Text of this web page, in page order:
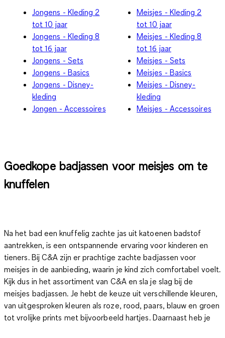
Jongens - Kleding 2
tot 10 jaar
Jongens - Kleding 8
tot 16 jaar
Jongens - Sets
Jongens - Basics
Jongens - Disney-
kleding
Jongen - Accessoires
Meisjes - Kleding 2
tot 10 jaar
Meisjes - Kleding 8
tot 16 jaar
Meisjes - Sets
Meisjes - Basics
Meisjes - Disney-
kleding
Meisjes - Accessoires
Goedkope badjassen voor meisjes om te
knuffelen
Na het bad een knuffelig zachte jas uit katoenen badstof
aantrekken, is een ontspannende ervaring voor kinderen en
tieners. Bij C&A zijn er prachtige zachte badjassen voor
meisjes in de aanbieding, waarin je kind zich comfortabel voelt.
Kijk dus in het assortiment van C&A en sla je slag bij de
meisjes badjassen. Je hebt de keuze uit verschillende kleuren,
van uitgesproken kleuren als roze, rood, paars, blauw en groen
tot vrolijke prints met bijvoorbeeld hartjes. Daarnaast heb je